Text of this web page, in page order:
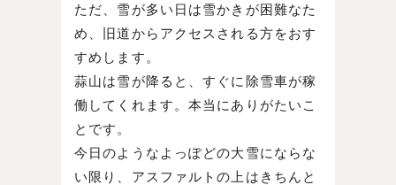
ただ、雪が多い日は雪かきが困難なた
め、旧道からアクセスされる方をおす
すめします。
蒜山は雪が降ると、すぐに除雪車が稼
働してくれます。本当にありがたいこ
とです。
今日のようなよっぽどの大雪にならな
い限り、アスファルトの上はきちんと